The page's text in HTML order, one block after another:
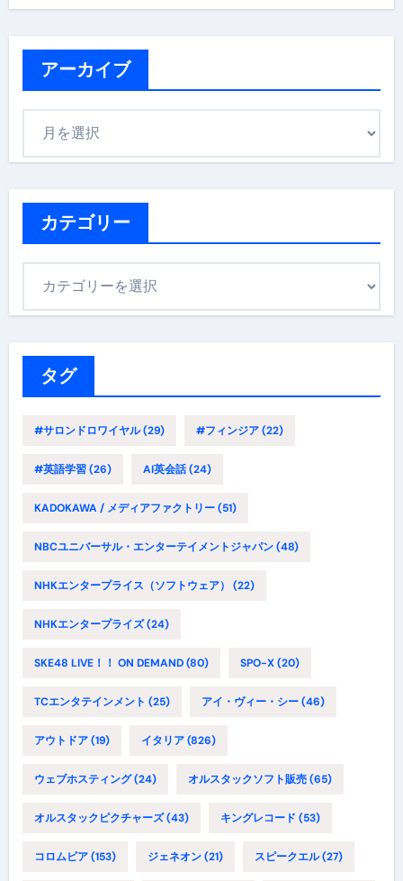
アーカイブ
カテゴリー
タグ
#サロンドロワイヤル(29) #フィンジア(22)
#英語学習(26) AI英会話(24)
KADOKAWA / メディアファクトリー(51)
NBCユニバーサル・エンターテイメントジャパン(48)
NHKエンタープライス（ソフトウェア） (22)
NHKエンタープライズ(24)
SKE48 LIVE！！ ON DEMAND(80) SPO-X(20)
TCエンタテインメント (25) アイ・ヴィー・シー(46)
アウトドア(19) イタリア(826)
ウェブホスティング(24) オルスタックソフト販売(65)
オルスタックピクチャーズ(43) キングレコード (53)
コロムビア(153) ジェネオン(21) スピークエル(27)